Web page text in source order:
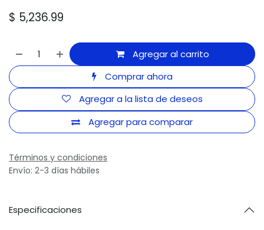
$ 5,236.99
Agregar al carrito
Comprar ahora
Agregar para comparar
Agregar a la lista de deseos
Términos y condiciones
Envío: 2-3 días hábiles
Especificaciones